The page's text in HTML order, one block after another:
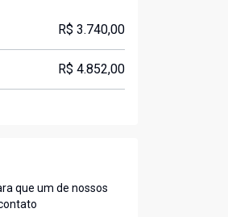
R$ 3.740,00
R$ 4.852,00
que um de nossos